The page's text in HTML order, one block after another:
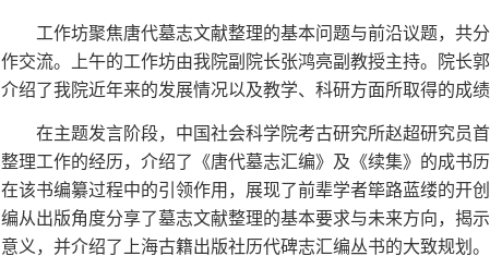
工作坊聚焦唐代墓志文献整理的基本问题与前沿议题，共
作交流。上午的工作坊由我院副院长张鸿亮副教授主持。院长
介绍了我院近年来的发展情况以及教学、科研方面所取得的成绩
在主题发言阶段，中国社会科学院考古研究所赵超研究员
整理工作的经历，介绍了《唐代墓志汇编》及《续集》的成书
在该书编纂过程中的引领作用，展现了前辈学者筚路蓝缕的开
编从出版角度分享了墓志文献整理的基本要求与未来方向，揭
意义，并介绍了上海古籍出版社历代碑志汇编丛书的大致规划